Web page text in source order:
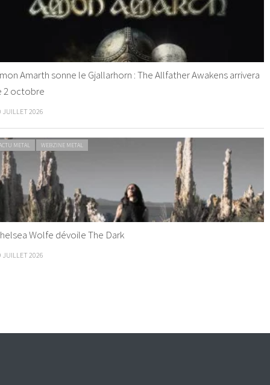
Amarth sonne le Gjallarhorn : The Allfather Awakens arrivera
2 octobre
JUILLET 2026
METAL WEBZINE METAL
Wolfe dévoile The Dark
JUILLET 2026